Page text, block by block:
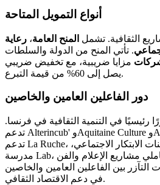
أنواع التمويل المتاحة
الثقافية. تشمل المنح العامة، رعاية
. تأتي المنح من الدولة والسلطات
مزايا ضريبية، مع تخفيض ضريبي
يصل إلى 60% من قيمة التبرع.
دور الفاعلين العامين والخاصين
رئيسيًا في التنمية الثقافية في فرنسا.
تدعم Alterincub' وAquitaine Culture وArtishoc المشاريع الثقافية.
تدعم La Ruche، وهي شبكة من حاضنات الابتكار الاجتماعي،
مدرسة Lab، وهي مسار دعم لحاملي مشاريع الإعلام والفن
التآزر بين الفاعلين العامين والخاصين
في دعم الاقتصاد الثقافي.